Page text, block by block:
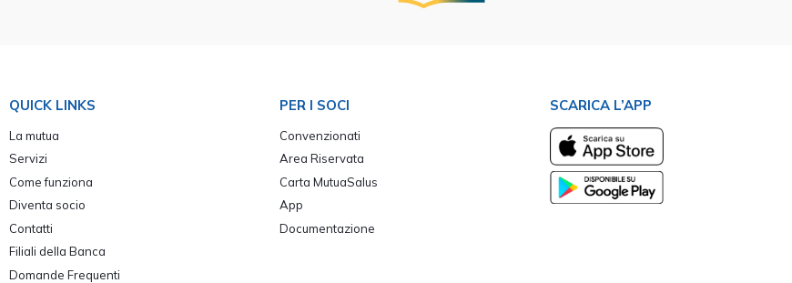
QUICK LINKS
La mutua
Servizi
Come funziona
Diventa socio
Contatti
Filiali della Banca
Domande Frequenti
PER I SOCI
Convenzionati
Area Riservata
Carta MutuaSalus
App
Documentazione
SCARICA L’APP